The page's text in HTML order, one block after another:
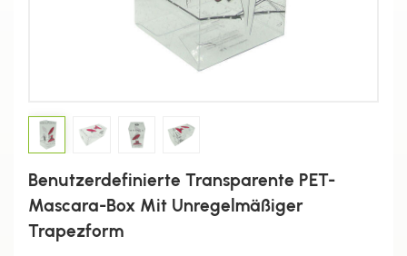
Benutzerdefinierte Transparente PET-
Mascara-Box Mit Unregelmäßiger
Trapezform